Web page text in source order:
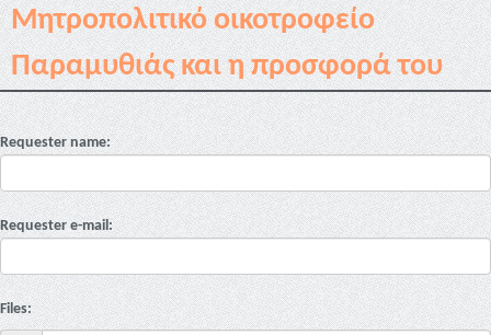
Μητροπολιτικό οικοτροφείο
Παραμυθιάς και η προσφορά του
Requester name:
Requester e-mail:
Files: